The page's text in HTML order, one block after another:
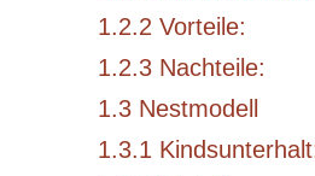
1.2.2 Vorteile:
1.2.3 Nachteile:
1.3 Nestmodell
1.3.1